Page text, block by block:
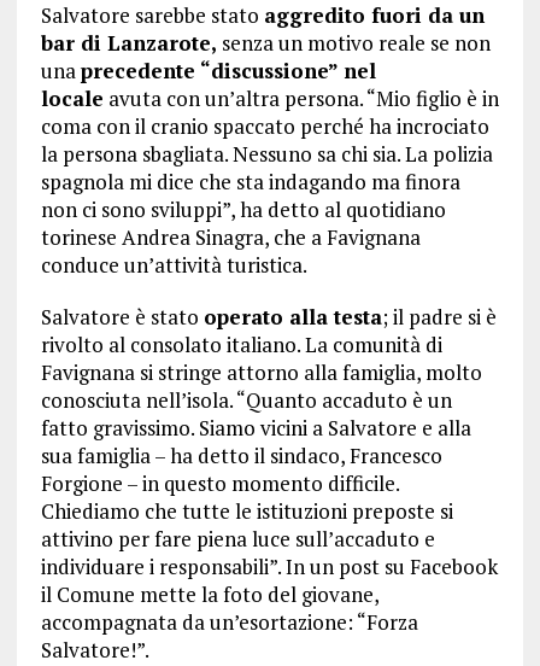
Salvatore sarebbe stato aggredito fuori da un
bar di Lanzarote, senza un motivo reale se non
unaprecedente “discussione” nel
locale avuta con un’altra persona. “Mio figlio è in
coma con il cranio spaccato perché ha incrociato
la persona sbagliata. Nessuno sa chi sia. La polizia
spagnola mi dice che sta indagando ma finora
non ci sono sviluppi”, ha detto al quotidiano
torinese Andrea Sinagra, che a Favignana
conduce un’attività turistica.
Salvatore è stato operato alla testa; il padre si è
rivolto al consolato italiano. La comunità di
Favignana si stringe attorno alla famiglia, molto
conosciuta nell’isola. “Quanto accaduto è un
fatto gravissimo. Siamo vicini a Salvatore e alla
sua famiglia – ha detto il sindaco, Francesco
Forgione – in questo momento difficile.
Chiediamo che tutte le istituzioni preposte si
attivino per fare piena luce sull’accaduto e
individuare i responsabili”. In un post su Facebook
il Comune mette la foto del giovane,
accompagnata da un’esortazione: “Forza
Salvatore!”.